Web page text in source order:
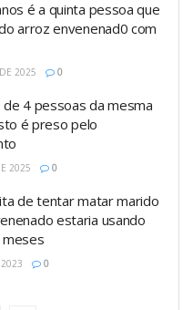
é a quinta pessoa que
arroz envenenad0 com
2025 0
4 pessoas da mesma
é preso pelo
2025 0
de tentar matar marido
estaria usando
meses
0